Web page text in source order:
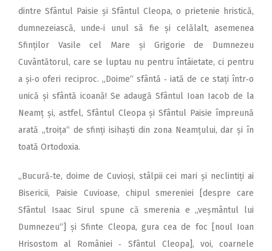
dintre Sfântul Paisie și Sfântul Cleopa, o prietenie hristică,
dumnezeiască, unde‑i unul să fie și celălalt, asemenea
Sfinților Vasile cel Mare și Grigorie de Dumnezeu
Cuvântătorul, care se luptau nu pentru întâietate, ci pentru
a și‑o oferi reciproc. „Doime“ sfântă ‑ iată de ce stați într‑o
unică și sfântă icoană! Se adaugă Sfântul Ioan Iacob de la
Neamț și, astfel, Sfântul Cleopa și Sfântul Paisie împreună
arată „troița“ de sfinți isihaști din zona Neamțului, dar și în
toată Ortodoxia.
„Bucură‑te, doime de Cuvioși, stâlpii cei mari și neclintiți ai
Bisericii, Paisie Cuvioase, chipul smereniei [despre care
Sfântul Isaac Sirul spune că smerenia e „veșmântul lui
Dumnezeu“] și Sfinte Cleopa, gura cea de foc [noul Ioan
Hrisostom al României ‑ Sfântul Cleopa], voi, coarnele